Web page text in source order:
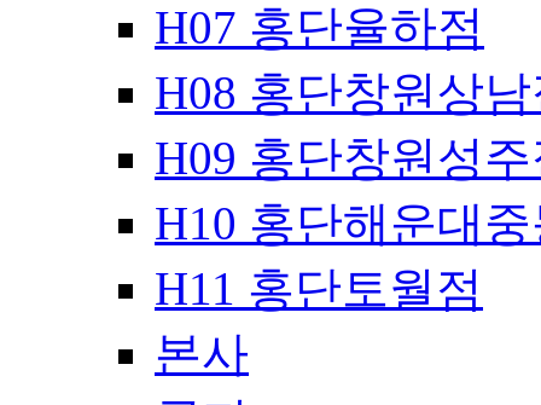
H07 홍단율하점
H08 홍단창원상
H09 홍단창원성
H10 홍단해운대
H11 홍단토월점
본사